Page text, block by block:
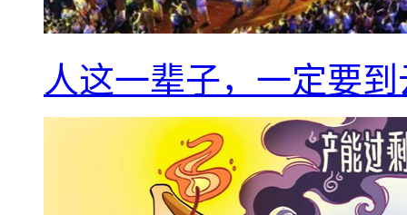
人这一辈子，一定要